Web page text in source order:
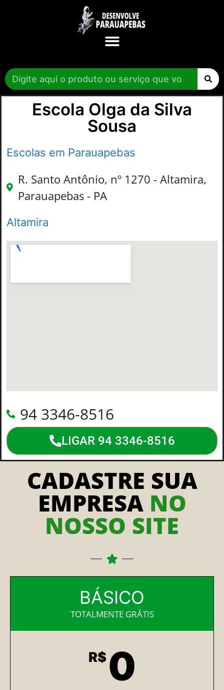
Escola Olga da Silva
Sousa
Escolas em Parauapebas
R. Santo Antônio, nº 1270 - Altamira,
Parauapebas - PA
Altamira
94 3346-8516
LIGAR 94 3346-8516
CADASTRE SUA
EMPRESA NO
NOSSO SITE
BÁSICO
TOTALMENTE GRÁTIS
R$0